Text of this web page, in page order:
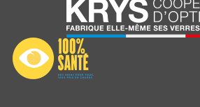
Homme
Forme